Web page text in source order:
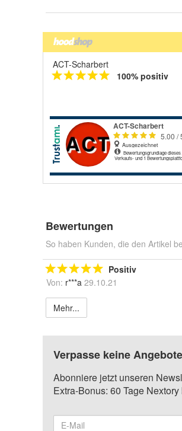
ACT-Scharbert
100% positiv
Bewertungen
So haben Kunden, die den Artikel
Positiv
Von: r***a 29.10.21
Mehr...
Verpasse keine
Abonniere jetzt unseren
Extra-Bonus: 60 Tage